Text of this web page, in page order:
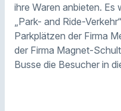
ihre Waren anbieten. Es
„Park- and Ride-
Parkplätzen der Firma
der Firma Magnet-
Busse die Besucher in